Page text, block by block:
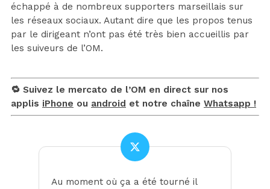
échappé à de nombreux supporters marseillais sur
les réseaux sociaux. Autant dire que les propos tenus
par le dirigeant n’ont pas été très bien accueillis par
les suiveurs de l’OM.
🔁 Suivez le mercato de l’OM en direct sur nos
applis iPhone ou android et notre chaîne Whatsapp !
Au moment où ça a été tourné il